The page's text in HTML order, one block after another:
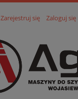
Zarejestruj się Zaloguj się